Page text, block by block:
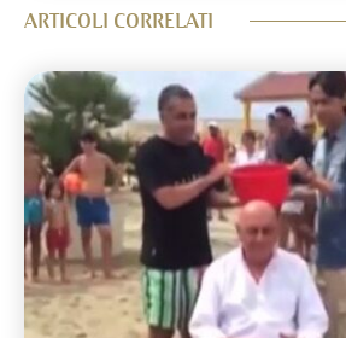
ARTICOLI CORRELATI